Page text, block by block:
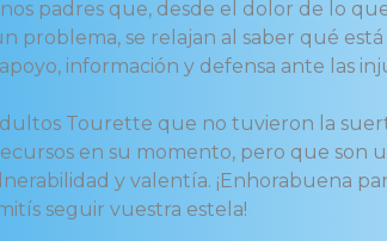
padres que, desde el dolor de lo
problema, se relajan al saber qué está
información y defensa ante las
Tourette que no tuvieron la
en su momento, pero que son
y valentía. ¡Enhorabuena
seguir vuestra estela!